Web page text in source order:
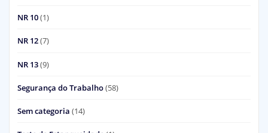
NR 10(1)
NR 12(7)
NR 13(9)
Segurança do Trabalho(58)
Sem categoria (14)